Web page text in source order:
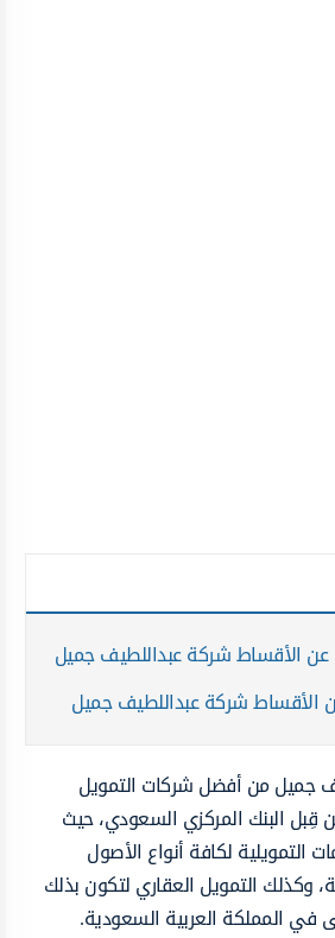
عن الأقساط شركة عبداللطيف جميل
الأقساط شركة عبداللطيف جميل
جميل من أفضل شركات التمويل
قِبل البنك المركزي السعودي، حيث
التمويلية لكافة أنواع الأصول
وكذلك التمويل العقاري لتكون بذلك
في المملكة العربية السعودية.